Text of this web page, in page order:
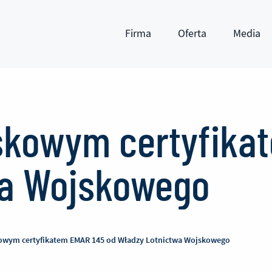
Firma Oferta Media
Wojskowego
certyfikatem EMAR 145 od Władzy Lotnictwa Wojskowego